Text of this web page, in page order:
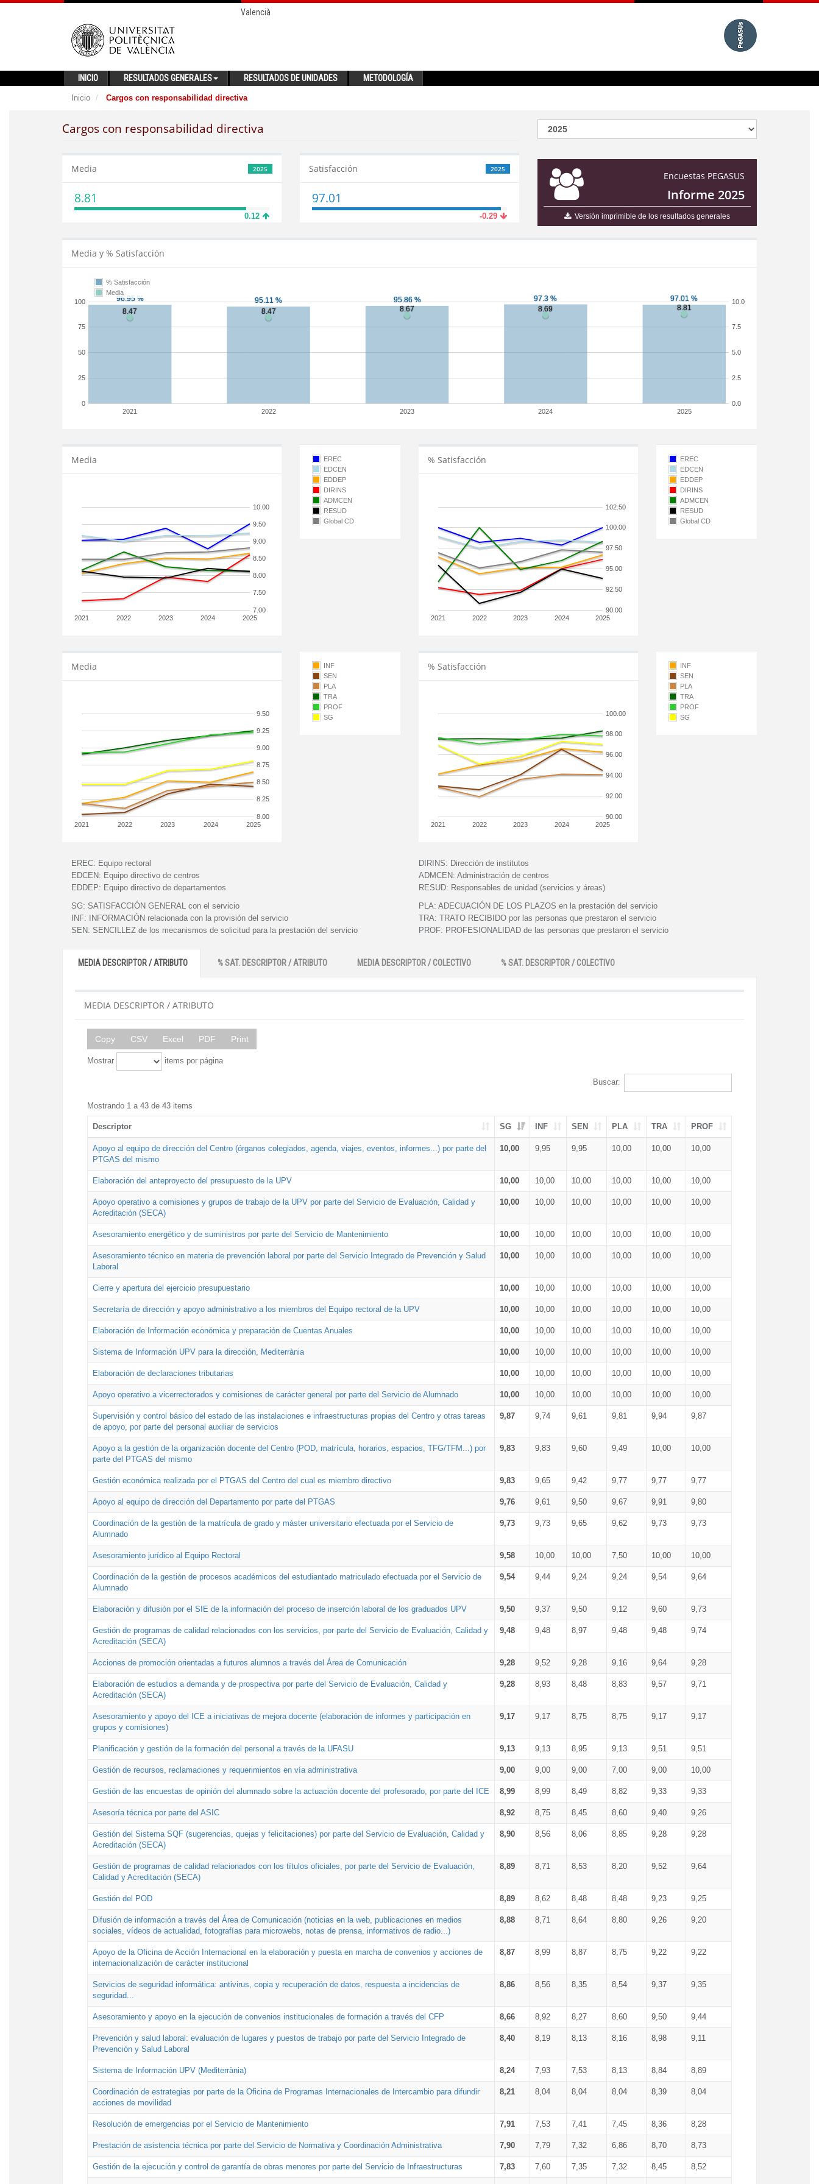
Valencià
INICIO RESULTADOS GENERALES RESULTADOS DE UNIDADES METODOLOGÍA
Inicio Cargos con responsabilidad directiva
Cargos con responsabilidad directiva
Encuestas PEGASUS
Informe 2025
Versión imprimible de los resultados generales
2025
Media
8.81
0.12
2025
Satisfacción
97.01
-0.29
Media y % Satisfacción
2021 2022 2023 2024 2025
0
25
50
75
100
0.0
2.5
5.0
7.5
10.0
% Satisfacción
Media
Media
2021 2022 2023 2024 2025
7.00
7.50
8.00
8.50
9.00
9.50
10.00
EREC
EDCEN
EDDEP
DIRINS
ADMCEN
RESUD
Global CD
% Satisfacción
2021 2022 2023 2024 2025
90.00
92.50
95.00
97.50
100.00
102.50
EREC
EDCEN
EDDEP
DIRINS
ADMCEN
RESUD
Global CD
Media
2021 2022 2023 2024 2025
8.00
8.25
8.50
8.75
9.00
9.25
9.50
INF
SEN
PLA
TRA
PROF
SG
% Satisfacción
2021 2022 2023 2024 2025
90.00
92.00
94.00
96.00
98.00
100.00
INF
SEN
PLA
TRA
PROF
SG
EREC: Equipo rectoral
EDCEN: Equipo directivo de centros
EDDEP: Equipo directivo de departamentos
DIRINS: Dirección de institutos
ADMCEN: Administración de centros
RESUD: Responsables de unidad (servicios y áreas)
SG: SATISFACCIÓN GENERAL con el servicio
INF:
INFORMACIÓN relacionada con la provisión del servicio
SEN: SENCILLEZ de los mecanismos de solicitud para la prestación del servicio
PLA: ADECUACIÓN DE LOS PLAZOS en la prestación del servicio
TRA: TRATO RECIBIDO por las personas que prestaron el servicio
PROF: PROFESIONALIDAD de las personas que prestaron el servicio
MEDIA DESCRIPTOR / ATRIBUTO % SAT. DESCRIPTOR / ATRIBUTO MEDIA DESCRIPTOR / COLECTIVO % SAT. DESCRIPTOR / COLECTIVO
MEDIA DESCRIPTOR / ATRIBUTO
Copy CSV Excel PDF Print
Mostrar items por página
Buscar:
Mostrando 1 a 43 de 43 items
Descriptor SG INF SEN PLA TRA PROF
Apoyo al equipo de dirección del Centro (órganos colegiados, agenda, viajes, eventos, informes...) por parte del
PTGAS del mismo
10,00 9,95 9,95 10,00 10,00 10,00
Elaboración del anteproyecto del presupuesto de la UPV 10,00 10,00 10,00 10,00 10,00 10,00
Apoyo operativo a comisiones y grupos de trabajo de la UPV por parte del Servicio de Evaluación, Calidad y
Acreditación (SECA)
10,00 10,00 10,00 10,00 10,00 10,00
Asesoramiento energético y de suministros por parte del Servicio de Mantenimiento 10,00 10,00 10,00 10,00 10,00 10,00
Asesoramiento técnico en materia de prevención laboral por parte del Servicio Integrado de Prevención y Salud
Laboral
10,00 10,00 10,00 10,00 10,00 10,00
Cierre y apertura del ejercicio presupuestario 10,00 10,00 10,00 10,00 10,00 10,00
Secretaría de dirección y apoyo administrativo a los miembros del Equipo rectoral de la UPV 10,00 10,00 10,00 10,00 10,00 10,00
Elaboración de Información económica y preparación de Cuentas Anuales 10,00 10,00 10,00 10,00 10,00 10,00
Sistema de Información UPV para la dirección, Mediterrània 10,00 10,00 10,00 10,00 10,00 10,00
Elaboración de declaraciones tributarias 10,00 10,00 10,00 10,00 10,00 10,00
Apoyo operativo a vicerrectorados y comisiones de carácter general por parte del Servicio de Alumnado 10,00 10,00 10,00 10,00 10,00 10,00
Supervisión y control básico del estado de las instalaciones e infraestructuras propias del Centro y otras tareas
de apoyo, por parte del personal auxiliar de servicios
9,87 9,74 9,61 9,81 9,94 9,87
Apoyo a la gestión de la organización docente del Centro (POD, matrícula, horarios, espacios, TFG/TFM...) por
parte del PTGAS del mismo
9,83 9,83 9,60 9,49 10,00 10,00
Gestión económica realizada por el PTGAS del Centro del cual es miembro directivo 9,83 9,65 9,42 9,77 9,77 9,77
Apoyo al equipo de dirección del Departamento por parte del PTGAS 9,76 9,61 9,50 9,67 9,91 9,80
Coordinación de la gestión de la matrícula de grado y máster universitario efectuada por el Servicio de
Alumnado
9,73 9,73 9,65 9,62 9,73 9,73
Asesoramiento jurídico al Equipo Rectoral 9,58 10,00 10,00 7,50 10,00 10,00
Coordinación de la gestión de procesos académicos del estudiantado matriculado efectuada por el Servicio de
Alumnado
9,54 9,44 9,24 9,24 9,54 9,64
Elaboración y difusión por el SIE de la información del proceso de inserción laboral de los graduados UPV 9,50 9,37 9,50 9,12 9,60 9,73
Gestión de programas de calidad relacionados con los servicios, por parte del Servicio de Evaluación, Calidad y
Acreditación (SECA)
9,48 9,48 8,97 9,48 9,48 9,74
Acciones de promoción orientadas a futuros alumnos a través del Área de Comunicación 9,28 9,52 9,28 9,16 9,64 9,28
Elaboración de estudios a demanda y de prospectiva por parte del Servicio de Evaluación, Calidad y
Acreditación (SECA)
9,28 8,93 8,48 8,83 9,57 9,71
Asesoramiento y apoyo del ICE a iniciativas de mejora docente (elaboración de informes y participación en
grupos y comisiones)
9,17 9,17 8,75 8,75 9,17 9,17
Planificación y gestión de la formación del personal a través de la UFASU 9,13 9,13 8,95 9,13 9,51 9,51
Gestión de recursos, reclamaciones y requerimientos en vía administrativa 9,00 9,00 9,00 7,00 9,00 10,00
Gestión de las encuestas de opinión del alumnado sobre la actuación docente del profesorado, por parte del ICE 8,99 8,99 8,49 8,82 9,33 9,33
Asesoría técnica por parte del ASIC 8,92 8,75 8,45 8,60 9,40 9,26
Gestión del Sistema SQF (sugerencias, quejas y felicitaciones) por parte del Servicio de Evaluación, Calidad y
Acreditación (SECA)
8,90 8,56 8,06 8,85 9,28 9,28
Gestión de programas de calidad relacionados con los títulos oficiales, por parte del Servicio de Evaluación,
Calidad y Acreditación (SECA)
8,89 8,71 8,53 8,20 9,52 9,64
Gestión del POD 8,89 8,62 8,48 8,48 9,23 9,25
Difusión de información a través del Área de Comunicación (noticias en la web, publicaciones en medios
sociales, vídeos de actualidad, fotografías para microwebs, notas de prensa, informativos de radio...)
8,88 8,71 8,64 8,80 9,26 9,20
Apoyo de la Oficina de Acción Internacional en la elaboración y puesta en marcha de convenios y acciones de
internacionalización de carácter institucional
8,87 8,99 8,87 8,75 9,22 9,22
Servicios de seguridad informática: antivirus, copia y recuperación de datos, respuesta a incidencias de
seguridad...
8,86 8,56 8,35 8,54 9,37 9,35
Asesoramiento y apoyo en la ejecución de convenios institucionales de formación a través del CFP 8,66 8,92 8,27 8,60 9,50 9,44
Prevención y salud laboral: evaluación de lugares y puestos de trabajo por parte del Servicio Integrado de
Prevención y Salud Laboral
8,40 8,19 8,13 8,16 8,98 9,11
Sistema de Información UPV (Mediterrània) 8,24 7,93 7,53 8,13 8,84 8,89
Coordinación de estrategias por parte de la Oficina de Programas Internacionales de Intercambio para difundir
acciones de movilidad
8,21 8,04 8,04 8,04 8,39 8,04
Resolución de emergencias por el Servicio de Mantenimiento 7,91 7,53 7,41 7,45 8,36 8,28
Prestación de asistencia técnica por parte del Servicio de Normativa y Coordinación Administrativa 7,90 7,79 7,32 6,86 8,70 8,73
Gestión de la ejecución y control de garantía de obras menores por parte del Servicio de Infraestructuras 7,83 7,60 7,35 7,32 8,45 8,52